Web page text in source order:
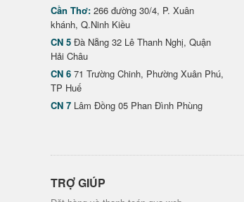
Cần Thơ: 266 đường 30/4, P. Xuân
khánh, Q.Ninh Kiều
CN 5 Đà Nẵng 32 Lê Thanh Nghị, Quận
Hải Châu
CN 6 71 Trường Chinh, Phường Xuân Phú,
TP Huế
CN 7 Lâm Đồng 05 Phan Đình Phùng
TRỢ GIÚP